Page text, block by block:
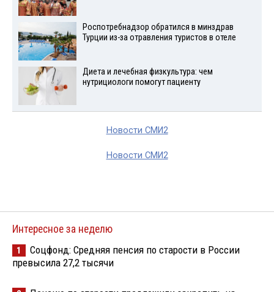
Роспотребнадзор обратился в минздрав
Турции из-за отравления туристов в отеле
Диета и лечебная физкультура: чем
нутрициологи помогут пациенту
Новости СМИ2
Новости СМИ2
Интересное за неделю
1
Соцфонд: Средняя пенсия по старости в России
превысила 27,2 тысячи